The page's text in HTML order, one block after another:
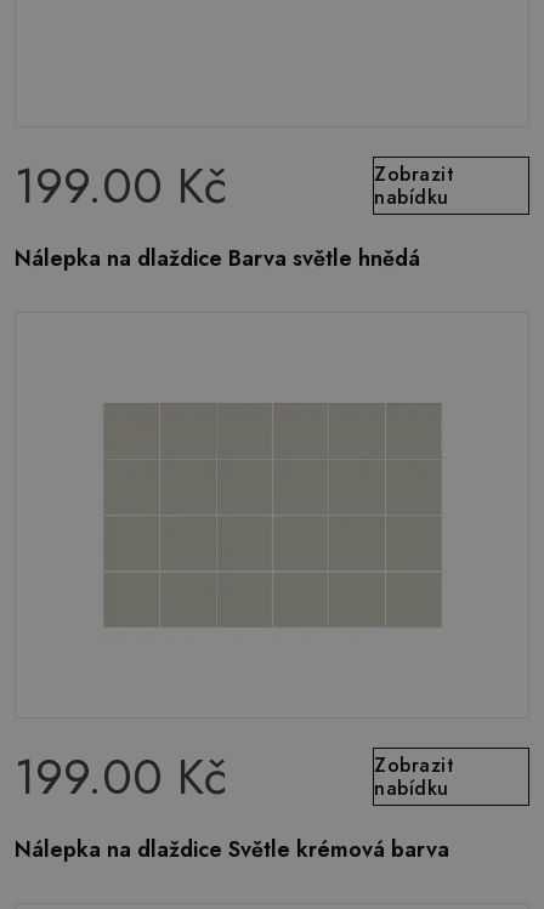
199.00 Kč
Zobrazit
nabídku
Nálepka na dlaždice Barva světle hnědá
199.00 Kč
Zobrazit
nabídku
Nálepka na dlaždice Světle krémová barva